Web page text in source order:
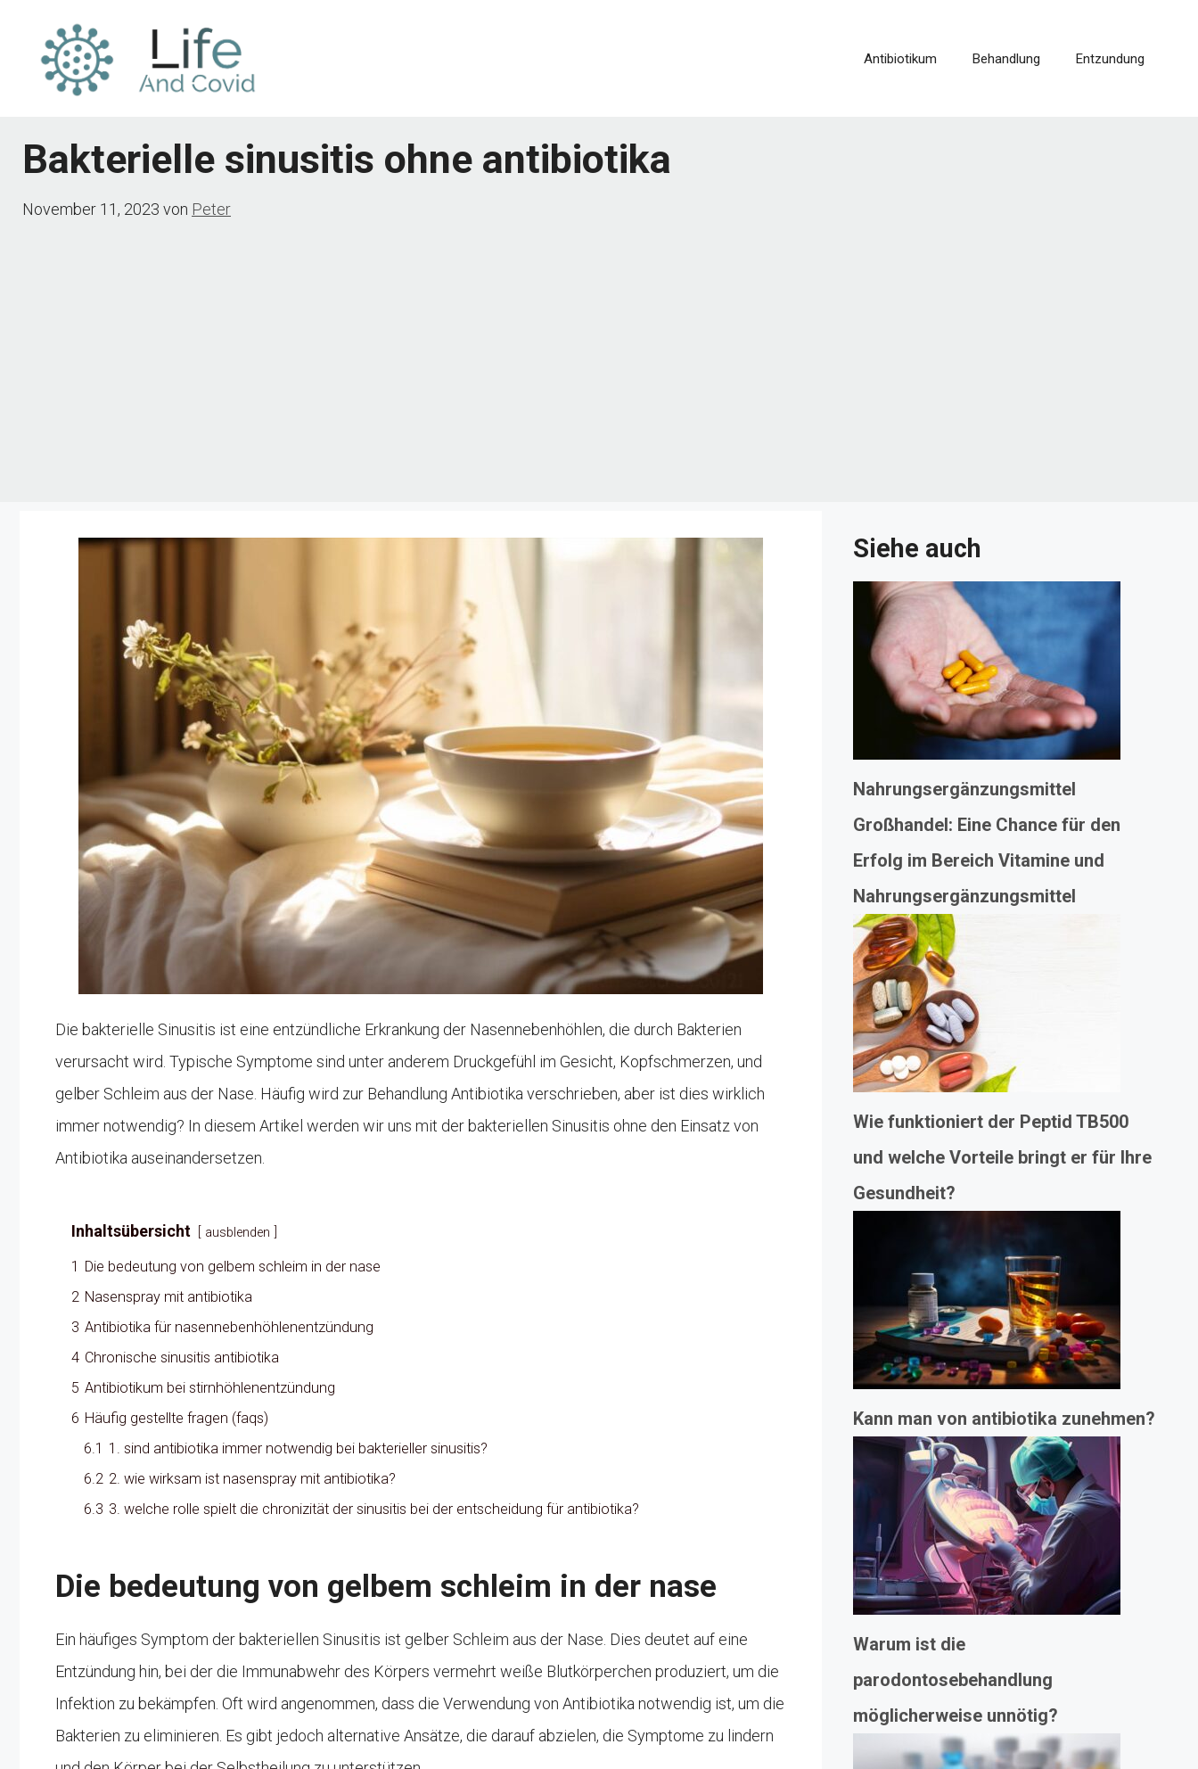
springen
Antibiotikum Behandlung Entzundung
Bakterielle sinusitis ohne antibiotika
November 11, 2023 von Peter
Die bakterielle Sinusitis ist eine entzündliche Erkrankung der Nasennebenhöhlen, die durch Bakterien
verursacht wird. Typische Symptome sind unter anderem Druckgefühl im Gesicht, Kopfschmerzen, und
gelber Schleim aus der Nase. Häufig wird zur Behandlung Antibiotika verschrieben, aber ist dies wirklich
immer notwendig? In diesem Artikel werden wir uns mit der bakteriellen Sinusitis ohne den Einsatz von
Antibiotika auseinandersetzen.
Inhaltsübersicht ausblenden
1 Die bedeutung von gelbem schleim in der nase
2 Nasenspray mit antibiotika
3 Antibiotika für nasennebenhöhlenentzündung
4 Chronische sinusitis antibiotika
5 Antibiotikum bei stirnhöhlenentzündung
6 Häufig gestellte fragen (faqs)
6.1 1. sind antibiotika immer notwendig bei bakterieller sinusitis?
6.2 2. wie wirksam ist nasenspray mit antibiotika?
6.3 3. welche rolle spielt die chronizität der sinusitis bei der entscheidung für antibiotika?
Die bedeutung von gelbem schleim in der nase
Ein häufiges Symptom der bakteriellen Sinusitis ist gelber Schleim aus der Nase. Dies deutet auf eine
Entzündung hin, bei der die Immunabwehr des Körpers vermehrt weiße Blutkörperchen produziert, um die
Infektion zu bekämpfen. Oft wird angenommen, dass die Verwendung von Antibiotika notwendig ist, um die
Bakterien zu eliminieren. Es gibt jedoch alternative Ansätze, die darauf abzielen, die Symptome zu lindern
Siehe auch
Nahrungsergänzungsmittel
Großhandel: Eine Chance für den
Erfolg im Bereich Vitamine und
Nahrungsergänzungsmittel
Wie funktioniert der Peptid TB500
und welche Vorteile bringt er für Ihre
Gesundheit?
Kann man von antibiotika zunehmen?
Warum ist die
parodontosebehandlung
möglicherweise unnötig?